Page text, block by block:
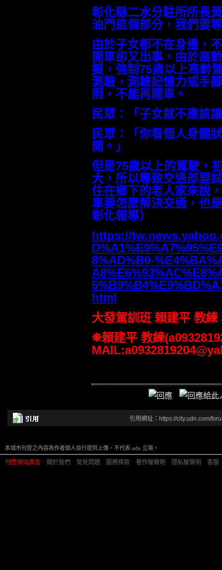
彰化縣二水分駐所所長
油門這個部分，我們要
由於子女都不在身邊，
開車卻又出事，由於高
擬，強制75歲以上高齡
測驗，測驗記憶力或手
照，不能再開車。
民眾：「子女就不應該
民眾：「你看個人身體
開。」
但是75歲以上的駕駛，
大，所以導致交通部要
住在鄉下的老人家來說
車要怎麼解決交通，也
彰化報導）
https://
8%AD%B0-
html
大發駕訓班 賴建平 教練
❋賴建平 教練
引用網址：https://city.udn.com/
本城市刊登之內容為作者個人自行提供上傳，不代表 udn 立場。
刊登網站廣告 關於我們 常見問題 服務條款 著作權聲明 隱私權聲明 客服